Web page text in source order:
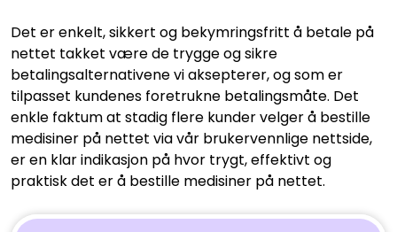
Det er enkelt, sikkert og bekymringsfritt å betale på
nettet takket være de trygge og sikre
betalingsalternativene vi aksepterer, og som er
tilpasset kundenes foretrukne betalingsmåte. Det
enkle faktum at stadig flere kunder velger å bestille
medisiner på nettet via vår brukervennlige nettside,
er en klar indikasjon på hvor trygt, effektivt og
praktisk det er å bestille medisiner på nettet.